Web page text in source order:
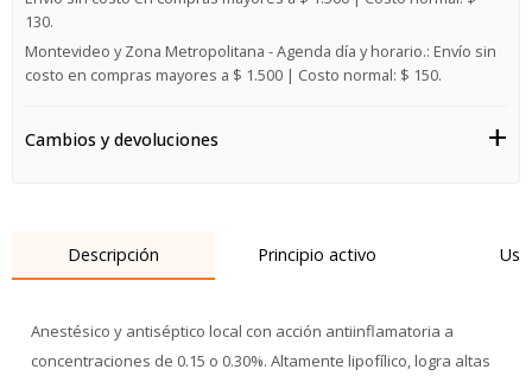
130.
Montevideo y Zona Metropolitana - Agenda día y horario.: Envío sin
costo en compras mayores a $ 1.500 | Costo normal: $ 150.
Cambios y devoluciones
Descripción Principio activo
Anestésico y antiséptico local con acción antiinflamatoria a
concentraciones de 0.15 o 0.30%. Altamente lipofílico, logra altas